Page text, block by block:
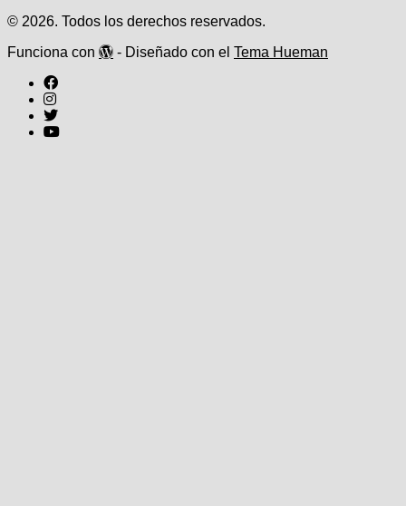
© 2026. Todos los derechos reservados.
Funciona con
- Diseñado con el Tema Hueman